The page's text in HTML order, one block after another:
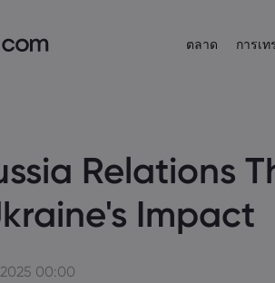
ตลาด
สินค้าโภ
เงินคริปโต
การเท
MT4
MT5
การเทรดทางสังคม
ข้อเสนอทั่วโลก
กลุ่มของเรา
รางวัลและสื่อ
English (EU)
Español
Spanish (Latam)
Arabic
简体中文
Simplified Chinese
Relations
Impact
00:00